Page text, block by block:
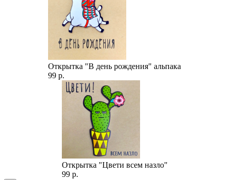
Открытка "В день рождения" альпака
99 р.
Открытка "Цвети всем назло"
99 р.